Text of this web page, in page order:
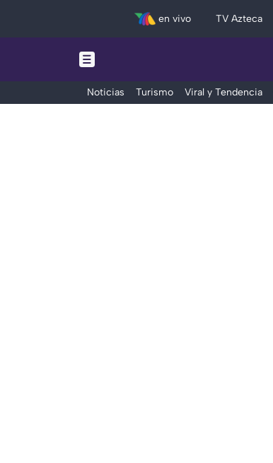
en vivo TV Azteca
Noticias Turismo Viral y Tendencia